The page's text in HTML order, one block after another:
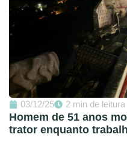
03/12/25 2 min de leitura
Homem de 51 anos
trator enquanto